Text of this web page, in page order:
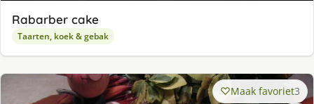
Rabarber cake
Taarten, koek & gebak
Maak favoriet3